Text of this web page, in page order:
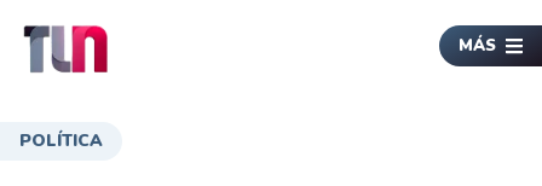
MÁS
POLÍTICA